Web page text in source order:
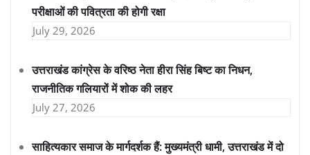
परीक्षाओं की पवित्रता की होगी रक्षा
July 29, 2026
उत्तराखंड कांग्रेस के वरिष्ठ नेता हीरा सिंह बिष्ट का निधन,
राजनीतिक गलियारों में शोक की लहर
July 27, 2026
साहित्यकार समाज के मार्गदर्शक हैं: मुख्यमंत्री धामी, उत्तराखंड में दो